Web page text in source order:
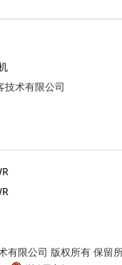
技术有限公司
有限公司 版权所有 保留